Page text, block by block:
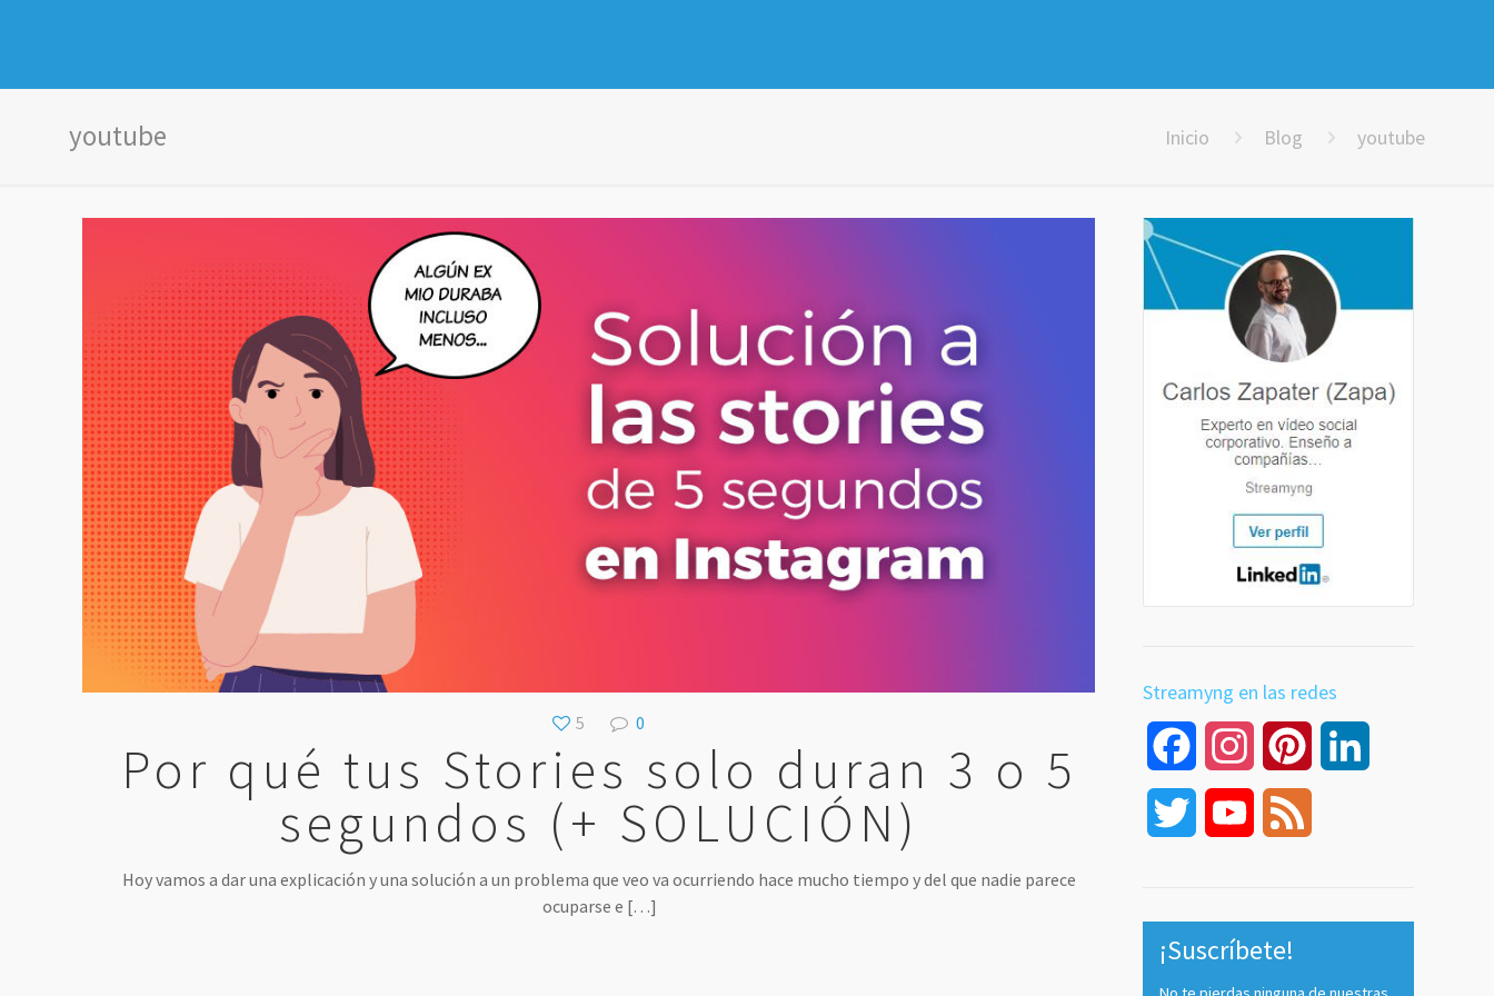
youtube Inicio Blog youtube
5 0
Por qué tus Stories solo duran 3 o 5
segundos (+ SOLUCIÓN)
Hoy vamos a dar una explicación y una solución a un problema que veo va ocurriendo hace mucho tiempo y del que nadie parece
ocuparse e […]
Streamyng en las redes
Facebook InstagramPinterest
Twitter YouTube
¡Suscríbete!